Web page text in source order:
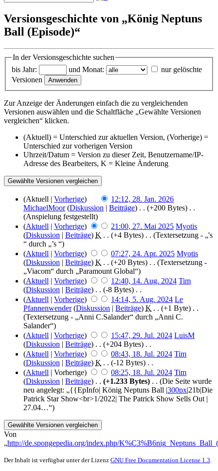
Versionsgeschichte von „König Neptuns
Ball (Episode)“
In der Versionsgeschichte suchen
bis Jahr:
und Monat:
nur gelöschte
Versionen
Zur Anzeige der Änderungen einfach die zu vergleichenden
Versionen auswählen und die Schaltfläche „Gewählte Versionen
vergleichen“ klicken.
(Aktuell) = Unterschied zur aktuellen Version, (Vorherige) =
Unterschied zur vorherigen Version
Uhrzeit/Datum = Version zu dieser Zeit, Benutzername/IP-
Adresse des Bearbeiters, K = Kleine Änderung
(Aktuell | Vorherige)
12:12, 28. Jan. 2026
MichaelMoor (Diskussion | Beiträge) ‎ . . (+200 Bytes) ‎ . .
(Anspielung festgestellt)
(Aktuell | Vorherige) 21:00, 27. Mai 2025 Myotis
(Diskussion | Beiträge) K . . (+4 Bytes) ‎ . . (Textersetzung - „'s
“ durch „’s “)
(Aktuell | Vorherige) 07:27, 24. Apr. 2025 Myotis
(Diskussion | Beiträge) K . . (+20 Bytes) ‎ . . (Textersetzung -
„Viacom“ durch „Paramount Global“)
(Aktuell | Vorherige) 12:40, 14. Aug. 2024 Tim
(Diskussion | Beiträge) ‎ . . (-8 Bytes) ‎ . .
(Aktuell | Vorherige) 14:14, 5. Aug. 2024 Le
Pfannenwender (Diskussion | Beiträge) K . . (+1 Byte) ‎ . .
(Textersetzung - „Anni C.Salander“ durch „Anni C.
Salander“)
(Aktuell | Vorherige) 15:47, 29. Jul. 2024 LuisM
(Diskussion | Beiträge) ‎ . . (+204 Bytes) ‎ . .
(Aktuell | Vorherige) 08:43, 18. Jul. 2024 Tim
(Diskussion | Beiträge) K . . (-12 Bytes) ‎ . .
(Aktuell | Vorherige) 08:25, 18. Jul. 2024 Tim
(Diskussion | Beiträge) ‎ . . (+1.233 Bytes) ‎ . . (Die Seite wurde
neu angelegt: „{{EpInfo| König Neptuns Ball |300px|21b|Die
Patrick Star Show<br>1/2022| The Patrick Show Sells Out |
27.04…“)
Von
„http://de.spongepedia.org/index.php/
Der Inhalt ist verfügbar unter der Lizenz GNU Free Documentation License 1.3.